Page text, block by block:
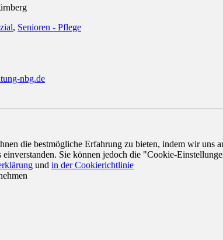
, Senioren - Pflege
nbg.de
die bestmögliche Erfahrung zu bieten, indem wir
Sie können jedoch die "Cookie-
und in der Cookierichtlinie